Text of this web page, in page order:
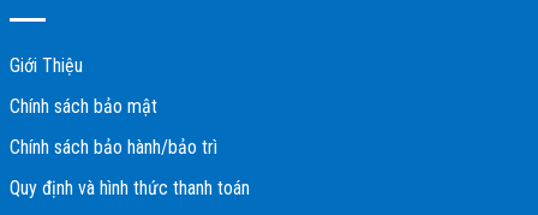
Giới Thiệu
Chính sách bảo mật
Chính sách bảo hành/bảo trì
Quy định và hình thức thanh toán